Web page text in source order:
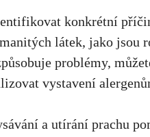
‌konkrétní
látek, jako ⁤jsou
problémy,
‍vystavení
a utírání prachu